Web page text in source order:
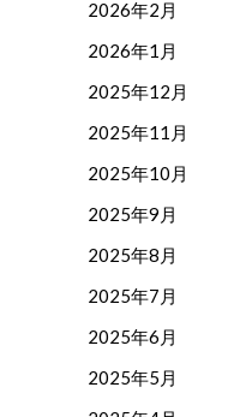
2026年2月
2026年1月
2025年12月
2025年11月
2025年10月
2025年9月
2025年8月
2025年7月
2025年6月
2025年5月